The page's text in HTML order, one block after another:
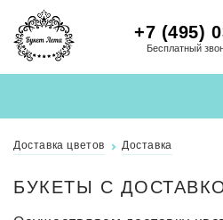
+7 (495)
Бесплатный
Доставка цветов Доставка
БУКЕТЫ С